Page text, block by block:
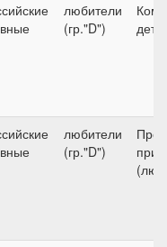
любители
(гр."D")
любители
(гр."D")